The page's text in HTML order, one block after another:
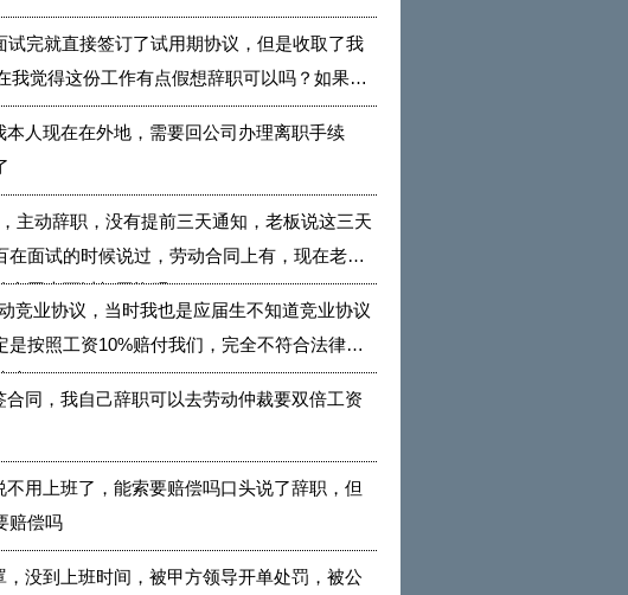
完就直接签订了试用期协议，但是收取了我
觉得这份工作有点假想辞职可以吗？如果公
人现在在外地，需要回公司办理离职手续
主动辞职，没有提前三天通知，老板说这三天
面试的时候说过，劳动合同上有，现在老板
合同也可以扣工资吗
竞业协议，当时我也是应届生不知道竞业协议
按照工资10%赔付我们，完全不符合法律规
么
同，我自己辞职可以去劳动仲裁要双倍工资
用上班了，能索要赔偿吗口头说了辞职，但
赔偿吗
没到上班时间，被甲方领导开单处罚，被公